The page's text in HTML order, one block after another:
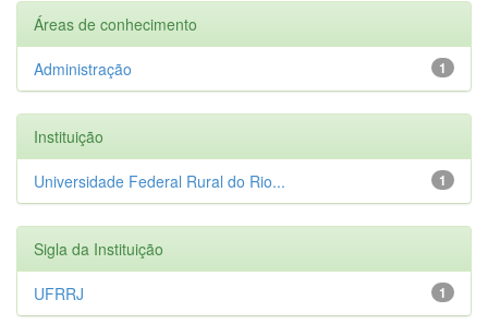
Áreas de conhecimento
1
Administração
Instituição
1
Universidade Federal Rural do Rio...
Sigla da Instituição
1
UFRRJ